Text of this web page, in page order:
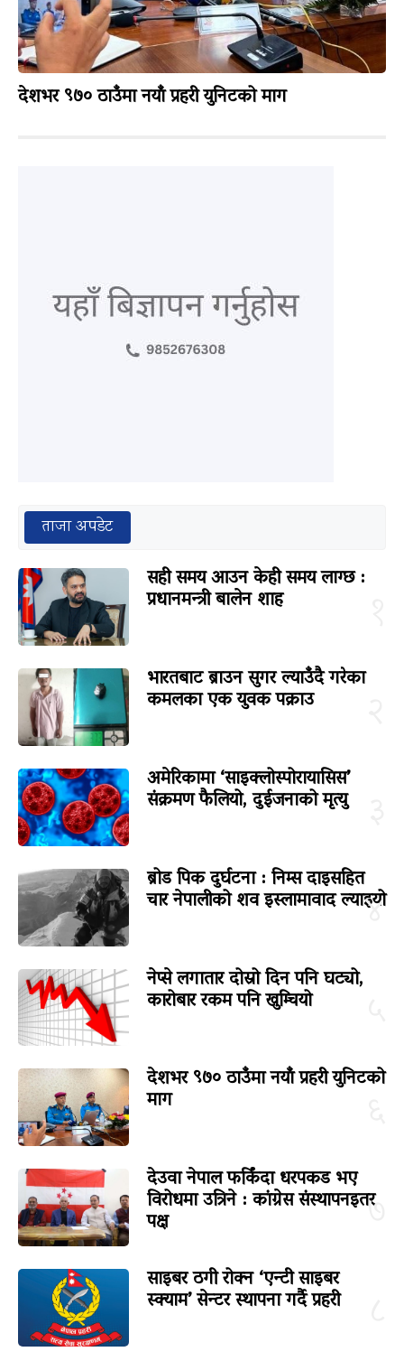
देशभर ९७० ठाउँमा नयाँ प्रहरी युनिटको माग
ताजा अपडेट
सही समय आउन केही समय लाग्छ :
प्रधानमन्त्री बालेन शाह
भारतबाट ब्राउन सुगर ल्याउँदै गरेका
कमलका एक युवक पक्राउ
अमेरिकामा ‘साइक्लोस्पोरायासिस’
संक्रमण फैलियो, दुईजनाको मृत्यु
४
ब्रोड पिक दुर्घटना : निम्स दाइसहित
चार नेपालीको शव इस्लामावाद ल्याइयो
नेप्से लगातार दोस्रो दिन पनि घट्यो,
कारोबार रकम पनि खुम्चियो
देशभर ९७० ठाउँमा नयाँ प्रहरी युनिटको
माग
७
देउवा नेपाल फर्किंदा धरपकड भए
विरोधमा उत्रिने : कांग्रेस संस्थापनइतर
पक्ष
साइबर ठगी रोक्न ‘एन्टी साइबर
स्क्याम’ सेन्टर स्थापना गर्दै प्रहरी